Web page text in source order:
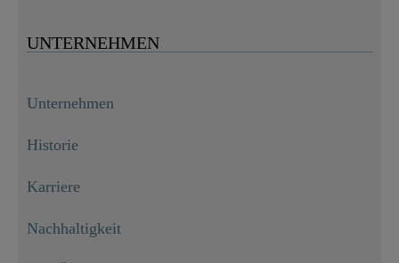
UNTERNEHMEN
Unternehmen
Historie
Karriere
Nachhaltigkeit